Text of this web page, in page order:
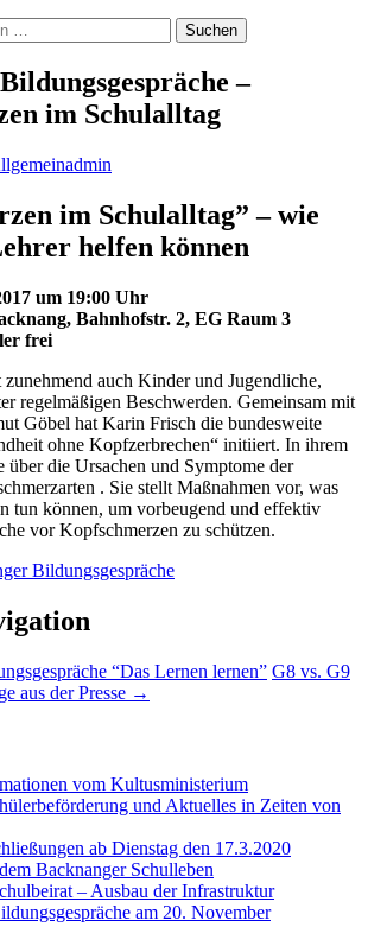
–
im Schulalltag
admin
im Schulalltag” – wie
helfen können
um 19:00 Uhr
Bahnhofstr. 2, EG Raum 3
frei
auch Kinder und Jugendliche,
regelmäßigen Beschwerden. Gemeinsam mit
Göbel hat Karin Frisch die bundesweite
ohne Kopfzerbrechen“ initiiert. In ihrem
über die Ursachen und Symptome der
. Sie stellt Maßnahmen vor, was
tun können, um vorbeugend und effektiv
vor Kopfschmerzen zu schützen.
Bildungsgespräche
“Das Lernen lernen” G8 vs. G9
aus der Presse →
vom Kultusministerium
und Aktuelles in Zeiten von
ab Dienstag den 17.3.2020
Backnanger Schulleben
– Ausbau der Infrastruktur
am 20. November